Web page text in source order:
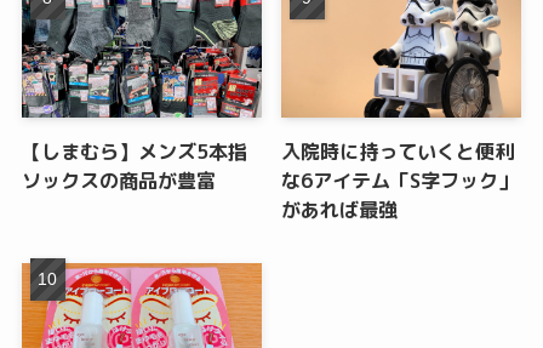
【しまむら】メンズ5本指
ソックスの商品が豊富
入院時に持っていくと便利
な6アイテム「S字フック」
があれば最強